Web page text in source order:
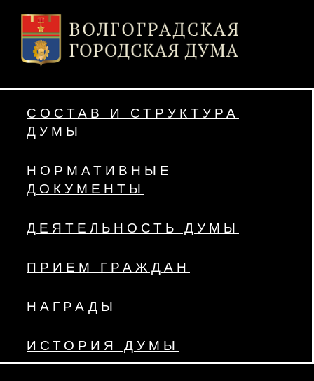
СОСТАВ И СТРУКТУРА
ДУМЫ
НОРМАТИВНЫЕ
ДОКУМЕНТЫ
ДЕЯТЕЛЬНОСТЬ ДУМЫ
ПРИЕМ ГРАЖДАН
НАГРАДЫ
ИСТОРИЯ ДУМЫ